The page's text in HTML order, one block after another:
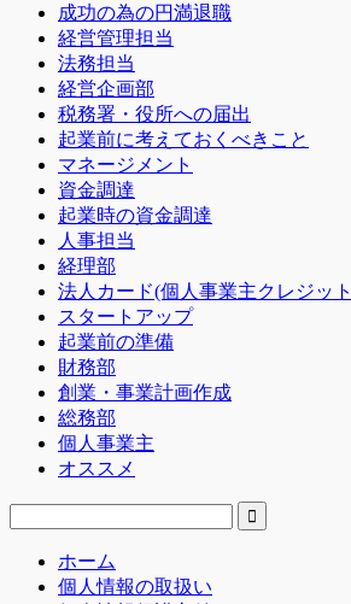
成功の為の円満退職
経営管理担当
法務担当
経営企画部
税務署・役所への届出
起業前に考えておくべきこと
マネージメント
資金調達
起業時の資金調達
人事担当
経理部
法人カード(個人事業主クレジッ
スタートアップ
起業前の準備
財務部
創業・事業計画作成
総務部
個人事業主
オススメ
ホーム
個人情報の取扱い